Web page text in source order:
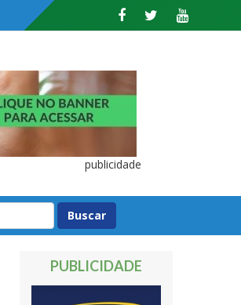
publicidade
PUBLICIDADE